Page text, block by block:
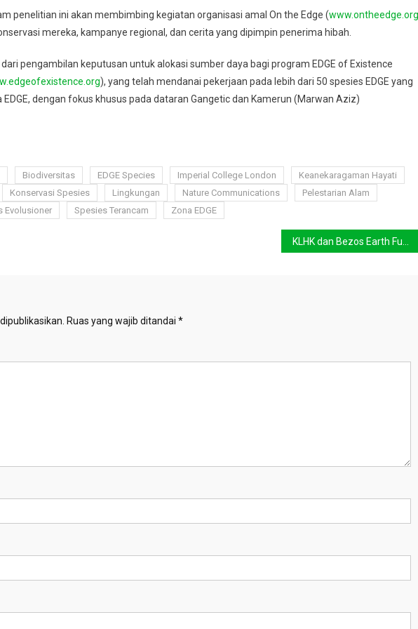
penelitian ini akan membimbing kegiatan organisasi amal On the Edge (www.ontheedge.org
mereka, kampanye regional, dan cerita yang dipimpin penerima hibah.
pengambilan keputusan untuk alokasi sumber daya bagi program EDGE of Existence
), yang telah mendanai pekerjaan pada lebih dari 50 spesies EDGE yang
dengan fokus khusus pada dataran Gangetic dan Kamerun (Marwan Aziz)
Biodiversitas EDGE Species Imperial College London
Keanekaragaman Hayati
Konservasi Spesies Lingkungan Nature Communications
Pelestarian Alam
Evolusioner Spesies Terancam Zona EDGE
Ruas yang wajib ditandai *